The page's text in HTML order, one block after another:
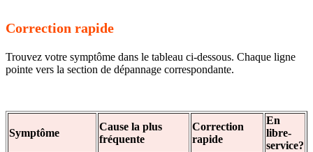
Correction rapide
Trouvez votre symptôme dans le tableau ci-dessous. Chaque ligne
pointe vers la section de dépannage correspondante.
Symptôme
Cause la plus
fréquente
Correction
rapide
En
libre-
service?